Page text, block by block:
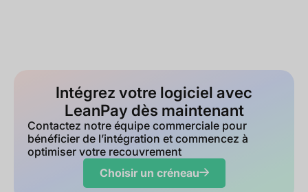
Intégrez votre logiciel avec
LeanPay dès maintenant
Contactez notre équipe commerciale pour
bénéficier de l’intégration et commencez à
optimiser votre recouvrement
Choisir un créneau